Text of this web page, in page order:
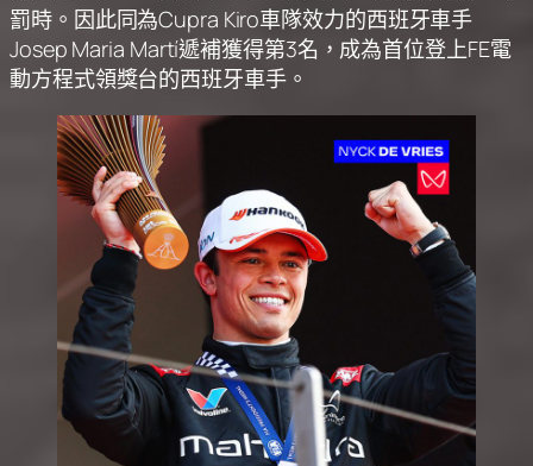
罰時。因此同為Cupra Kiro車隊效力的西班牙車手
Josep Maria Martí遞補獲得第3名，成為首位登上FE電
動方程式領獎台的西班牙車手。